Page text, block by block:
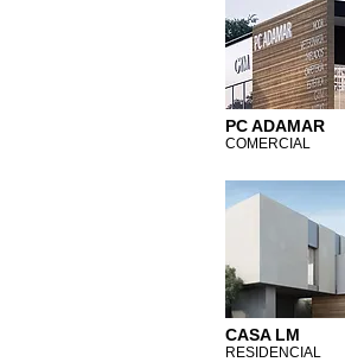
PC ADAMAR
COMERCIAL
CASA LM
RESIDENCIAL